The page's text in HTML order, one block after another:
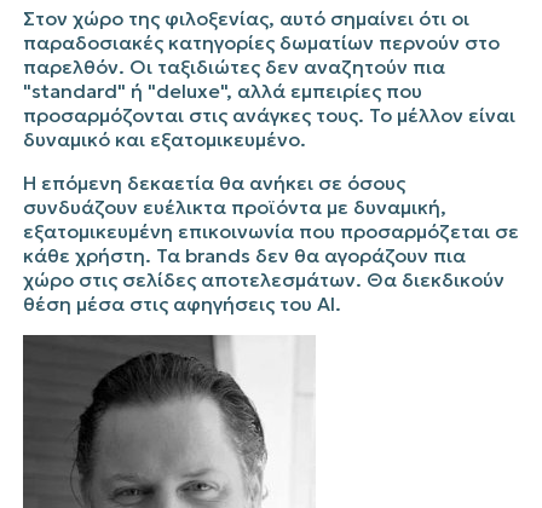
Στον χώρο της φιλοξενίας, αυτό σημαίνει ότι οι
παραδοσιακές κατηγορίες δωματίων περνούν στο
παρελθόν. Οι ταξιδιώτες δεν αναζητούν πια
"standard" ή "deluxe", αλλά εμπειρίες που
προσαρμόζονται στις ανάγκες τους. Το μέλλον είναι
δυναμικό και εξατομικευμένο.
Η επόμενη δεκαετία θα ανήκει σε όσους
συνδυάζουν ευέλικτα προϊόντα με δυναμική,
εξατομικευμένη επικοινωνία που προσαρμόζεται σε
κάθε χρήστη. Τα brands δεν θα αγοράζουν πια
χώρο στις σελίδες αποτελεσμάτων. Θα διεκδικούν
θέση μέσα στις αφηγήσεις του AI.